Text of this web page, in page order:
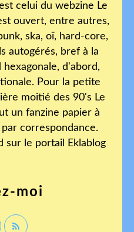
celui du webzine Le
ouvert, entre autres,
ska, oï, hard-core,
autogérés, bref à la
d'abord,
Pour la petite
moitié des 90's Le
un fanzine papier à
correspondance.
sur le portail Eklablog
moi